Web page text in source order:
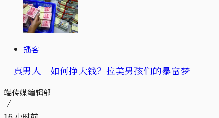
播客
「真男人」如何挣大钱？拉美男孩们的暴富梦
端传媒编辑部